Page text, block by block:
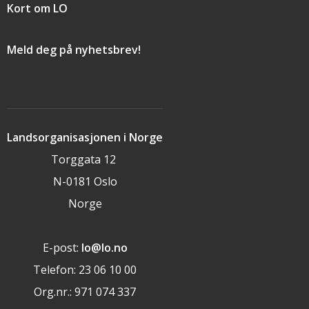
Landsorganisasjonen i Norge
Torggata 12
N-0181 Oslo
Norge
E-post: lo@lo.no
Telefon: 23 06 10 00
Org.nr.: 971 074 337
Kort om LO
Meld deg på nyhetsbrev!